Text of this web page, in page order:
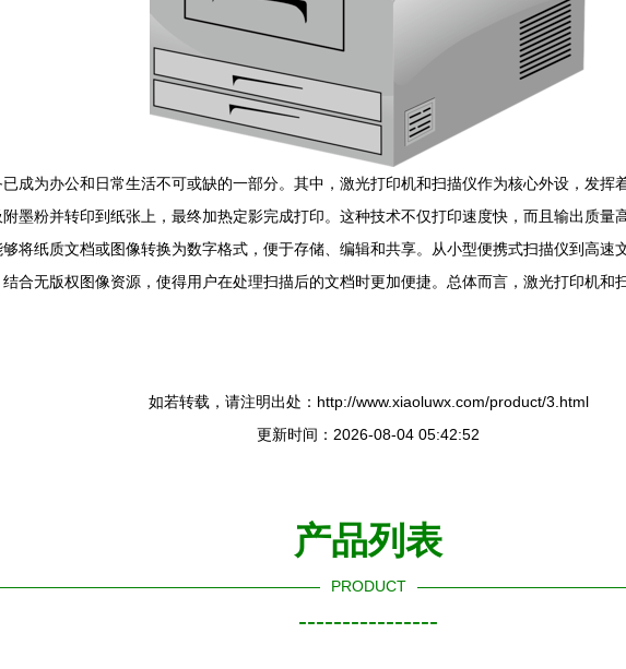
成为办公和日常生活不可或缺的一部分。其中，激光打印机和扫描仪作为核心外设，发挥
墨粉并转印到纸张上，最终加热定影完成打印。这种技术不仅打印速度快，而且输出质
将纸质文档或图像转换为数字格式，便于存储、编辑和共享。从小型便携式扫描仪到高
合无版权图像资源，使得用户在处理扫描后的文档时更加便捷。总体而言，激光打印机
如若转载，请注明出处：http://www.xiaoluwx.com/product/3.html
更新时间：2026-08-04 05:42:52
产品列表
PRODUCT
----------------